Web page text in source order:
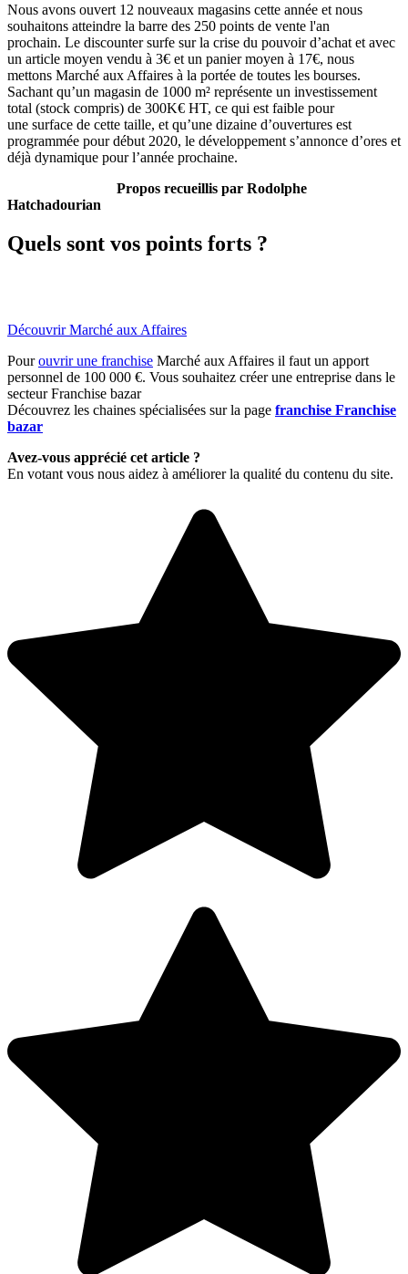
Nous avons ouvert 12 nouveaux magasins cette année et nous
souhaitons atteindre la barre des 250 points de vente l'an
prochain. Le discounter surfe sur la crise du pouvoir d’achat et avec
un article moyen vendu à 3€ et un panier moyen à 17€, nous
mettons Marché aux Affaires à la portée de toutes les bourses.
Sachant qu’un magasin de 1000 m² représente un investissement
total (stock compris) de 300K€ HT, ce qui est faible pour
une surface de cette taille, et qu’une dizaine d’ouvertures est
programmée pour début 2020, le développement s’annonce d’ores et
déjà dynamique pour l’année prochaine.
Propos recueillis par Rodolphe
Hatchadourian
Quels sont vos points forts ?
Découvrir Marché aux Affaires
Pourouvrir une franchise Marché aux Affaires il faut un apport
personnel de 100 000 €. Vous souhaitez créer une entreprise dans le
secteur Franchise bazar
Découvrez les chaines spécialisées sur la page franchise Franchise
bazar
Avez-vous apprécié cet article ?
En votant vous nous aidez à améliorer la qualité du contenu du site.